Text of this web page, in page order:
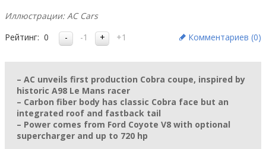
Иллюстрации: AC Cars
Рейтинг: 0 -1 +1 Комментариев (0)
– AC unveils first production Cobra coupe, inspired by
historic A98 Le Mans racer
– Carbon fiber body has classic Cobra face but an
integrated roof and fastback tail
– Power comes from Ford Coyote V8 with optional
supercharger and up to 720 hp